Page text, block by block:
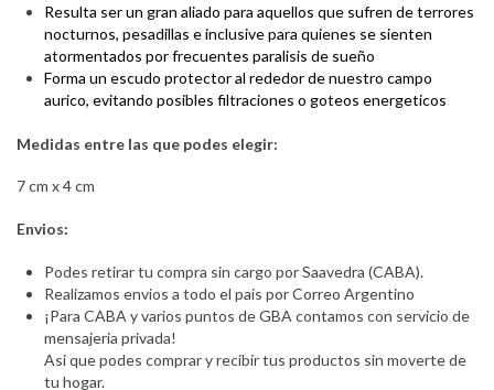
Resulta ser un gran aliado para aquellos que sufren de terrores
nocturnos, pesadillas e inclusive para quienes se sienten
atormentados por frecuentes paralisis de sueño
Forma un escudo protector al rededor de nuestro campo
aurico, evitando posibles filtraciones o goteos energeticos
Medidas entre las que podes elegir:
7 cm x 4 cm
Envios:
Podes retirar tu compra sin cargo por Saavedra (CABA).
Realizamos envios a todo el pais por Correo Argentino
¡Para CABA y varios puntos de GBA contamos con servicio de
mensajeria privada!
Asi que podes comprar y recibir tus productos sin moverte de
tu hogar.